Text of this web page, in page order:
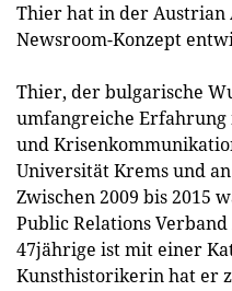
Thier hat in der
Newsroom-Konzept
Thier, der bulgarische
umfangreiche
und
Universität Krems und
Zwischen 2009 bis 2015
Public Relations
47jährige ist mit einer
Kunsthistorikerin hat er